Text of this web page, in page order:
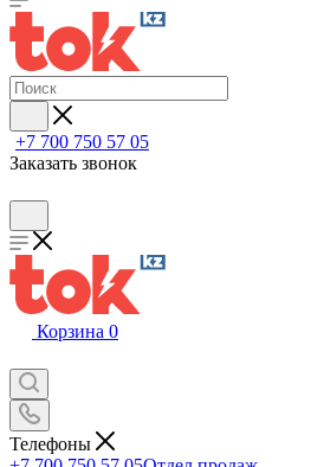
+7 700 750 57 05
Заказать звонок
Корзина 0
Телефоны